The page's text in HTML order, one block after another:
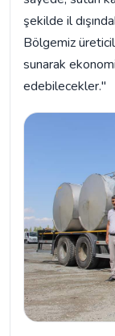
şekilde il
Bölgemiz
sunarak
edebilecekler."